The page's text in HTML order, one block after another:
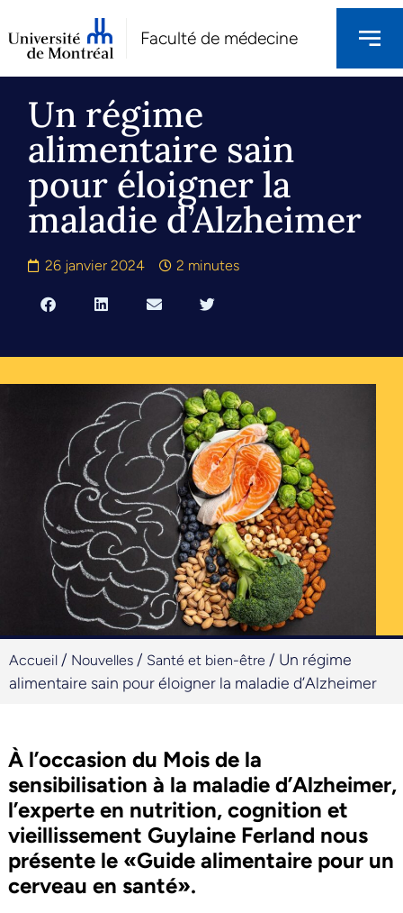
Faculté de médecine
Un régime
alimentaire sain
pour éloigner la
maladie d’Alzheimer
26 janvier 2024 2 minutes
Accueil / Nouvelles / Santé et bien-être / Un régime
alimentaire sain pour éloigner la maladie d’Alzheimer
À l’occasion du Mois de la
sensibilisation à la maladie d’Alzheimer,
l’experte en nutrition, cognition et
vieillissement Guylaine Ferland nous
présente le «Guide alimentaire pour un
cerveau en santé».